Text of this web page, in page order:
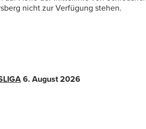
nicht zur Verfügung stehen.
6. August 2026